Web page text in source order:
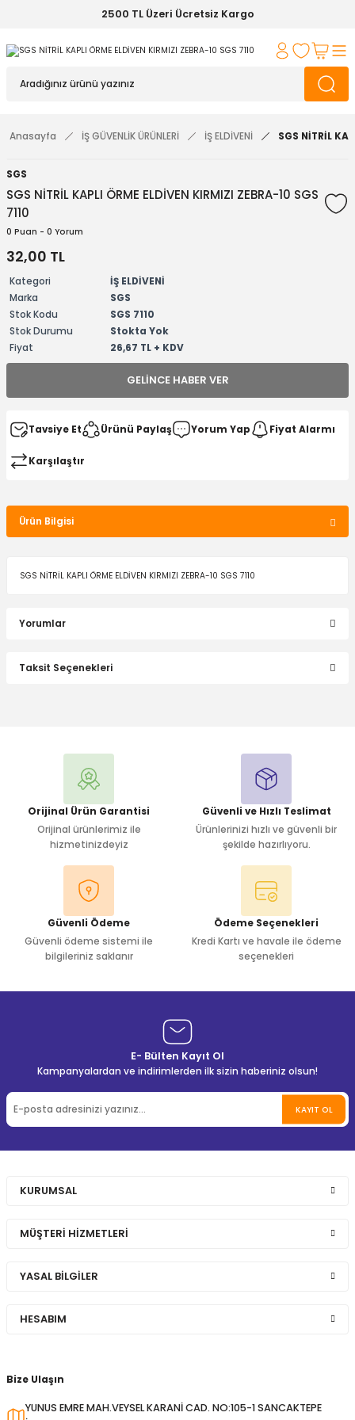
2500 TL Üzeri Ücretsiz Kargo
Anasayfa İŞ GÜVENLİK ÜRÜNLERİ İŞ ELDİVENİ SGS NİTRİL
SGS
SGS NİTRİL KAPLI ÖRME ELDİVEN KIRMIZI ZEBRA-10 SGS
7110
0 Puan - 0 Yorum
32,00 TL
Kategori
İŞ ELDİVENİ
Marka
SGS
Stok Kodu
SGS 7110
Stok Durumu
Stokta Yok
Fiyat
26,67 TL + KDV
GELINCE HABER VER
Tavsiye Et Ürünü Paylaş Yorum Yap Fiyat Alarmı
Karşılaştır
Ürün Bilgisi
SGS NİTRİL KAPLI ÖRME ELDİVEN KIRMIZI ZEBRA-10 SGS 7110
Yorumlar
Taksit Seçenekleri
Orijinal Ürün Garantisi
Orijinal ürünlerimiz ile
hizmetinizdeyiz
Güvenli ve Hızlı Teslimat
Ürünlerinizi hızlı ve güvenli bir
şekilde hazırlıyoru.
Güvenli Ödeme
Güvenli ödeme sistemi ile
bilgileriniz saklanır
Ödeme Seçenekleri
Kredi Kartı ve havale ile ödeme
seçenekleri
E- Bülten Kayıt Ol
Kampanyalardan ve indirimlerden ilk sizin haberiniz olsun!
KAYIT OL
Bize Ulaşın
YUNUS EMRE MAH.VEYSEL KARANİ CAD. NO:105-1 SANCAKTEPE
KURUMSAL
MÜŞTERİ HİZMETLERİ
YASAL BİLGİLER
HESABIM